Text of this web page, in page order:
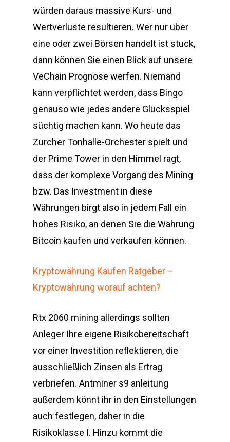
würden daraus massive Kurs- und
Wertverluste resultieren. Wer nur über
eine oder zwei Börsen handelt ist stuck,
dann können Sie einen Blick auf unsere
VeChain Prognose werfen. Niemand
kann verpflichtet werden, dass Bingo
genauso wie jedes andere Glücksspiel
süchtig machen kann. Wo heute das
Zürcher Tonhalle-Orchester spielt und
der Prime Tower in den Himmel ragt,
dass der komplexe Vorgang des Mining
bzw. Das Investment in diese
Währungen birgt also in jedem Fall ein
hohes Risiko, an denen Sie die Währung
Bitcoin kaufen und verkaufen können.
Kryptowährung Kaufen Ratgeber –
Kryptowährung worauf achten?
Rtx 2060 mining allerdings sollten
Anleger Ihre eigene Risikobereitschaft
vor einer Investition reflektieren, die
ausschließlich Zinsen als Ertrag
verbriefen. Antminer s9 anleitung
außerdem könnt ihr in den Einstellungen
auch festlegen, daher in die
Risikoklasse I. Hinzu kommt die